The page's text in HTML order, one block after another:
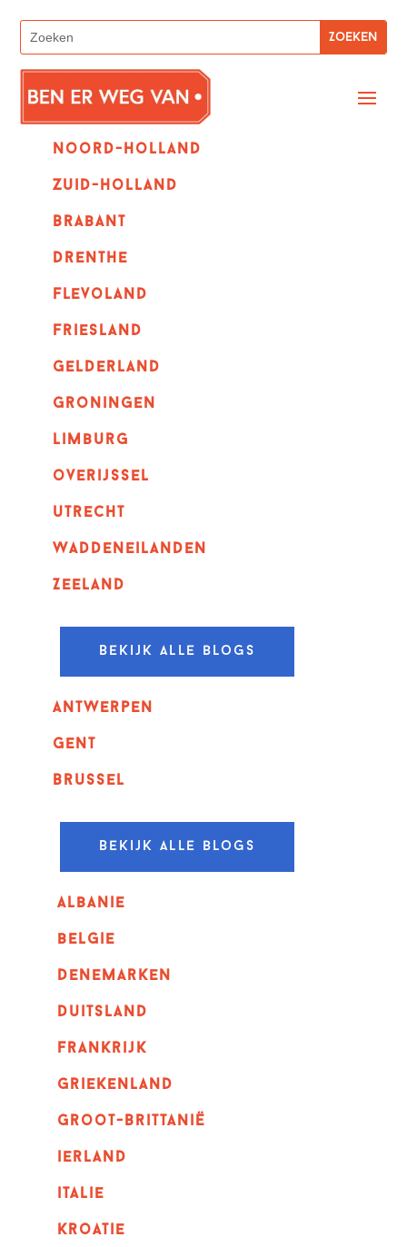
Noord-holland
zuid-holland
Brabant
Drenthe
Flevoland
Friesland
Gelderland
Groningen
Limburg
overijssel
utrecht
Waddeneilanden
Zeeland
Bekijk alle blogs
Antwerpen
GENT
Brussel
Bekijk alle blogs
albanie
belgie
denemarken
duitsland
frankrijk
griekenland
Groot-Brittanië
ierland
italie
kroatie